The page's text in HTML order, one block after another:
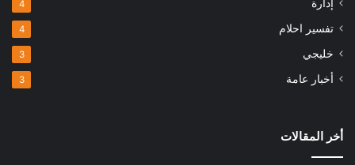
إدارة 4
تفسير احلام 4
خليجي 3
أخبار عامة 3
أخر المقالات